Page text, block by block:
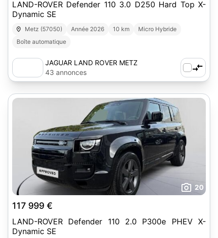
LAND-ROVER Defender 110 3.0 D250 Hard Top X-
Dynamic SE
Metz (57050) Année 2026 10 km
Micro Hybride
Boîte automatique
JAGUAR LAND ROVER METZ
43 annonces
20
117 999 €
LAND-ROVER Defender 110 2.0 P300e PHEV X-
Dynamic SE